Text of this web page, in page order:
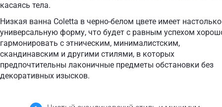
Тик
+ €950
касаясь тела.
Низкая ванна Coletta в черно-белом цвете имеет настолько
универсальную форму, что будет с равным успехом
гармонировать с этническим, минималистским,
скандинавским и другими стилями, в которых
предпочтительны лаконичные предметы обстановки без
декоративных изысков.